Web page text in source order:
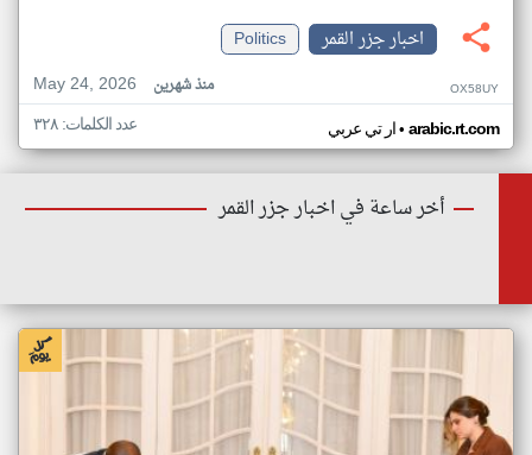
اخبار جزر القمر
Politics
May 24, 2026
منذ شهرين OX58UY
ار تي عربي• arabic.rt.com عدد الكلمات: ٣٢٨
أخر ساعة في اخبار جزر القمر